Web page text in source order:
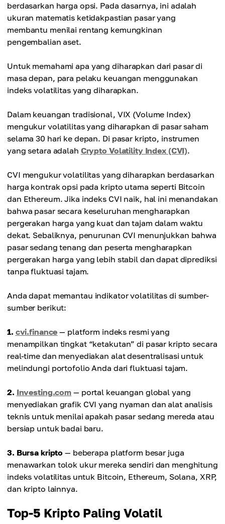
berdasarkan harga opsi. Pada dasarnya, ini adalah
ukuran matematis ketidakpastian pasar yang
membantu menilai rentang kemungkinan
pengembalian aset.
Untuk memahami apa yang diharapkan dari pasar di
masa depan, para pelaku keuangan menggunakan
indeks volatilitas yang diharapkan.
Dalam keuangan tradisional, VIX (Volume Index)
mengukur volatilitas yang diharapkan di pasar saham
selama 30 hari ke depan. Di pasar kripto, instrumen
yang setara adalah Crypto Volatility Index (CVI).
CVI mengukur volatilitas yang diharapkan berdasarkan
harga kontrak opsi pada kripto utama seperti Bitcoin
dan Ethereum. Jika indeks CVI naik, hal ini menandakan
bahwa pasar secara keseluruhan mengharapkan
pergerakan harga yang kuat dan tajam dalam waktu
dekat. Sebaliknya, penurunan CVI menunjukkan bahwa
pasar sedang tenang dan peserta mengharapkan
pergerakan harga yang lebih stabil dan dapat diprediksi
tanpa fluktuasi tajam.
Anda dapat memantau indikator volatilitas di sumber-
sumber berikut:
1. cvi.finance — platform indeks resmi yang
menampilkan tingkat “ketakutan” di pasar kripto secara
real-time dan menyediakan alat desentralisasi untuk
melindungi portofolio Anda dari fluktuasi tajam.
2. Investing.com — portal keuangan global yang
menyediakan grafik CVI yang nyaman dan alat analisis
teknis untuk menilai apakah pasar sedang mereda atau
bersiap untuk badai baru.
3. Bursa kripto — beberapa platform besar juga
menawarkan tolok ukur mereka sendiri dan menghitung
indeks volatilitas untuk Bitcoin, Ethereum, Solana, XRP,
dan kripto lainnya.
Top-5 Kripto Paling Volatil